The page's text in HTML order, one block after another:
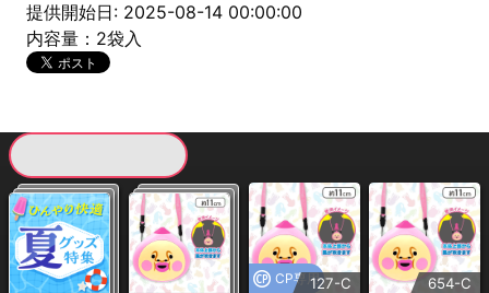
提供開始日: 2025-08-14 00:00:00
内容量：2袋入
CP専用127-C 654-C